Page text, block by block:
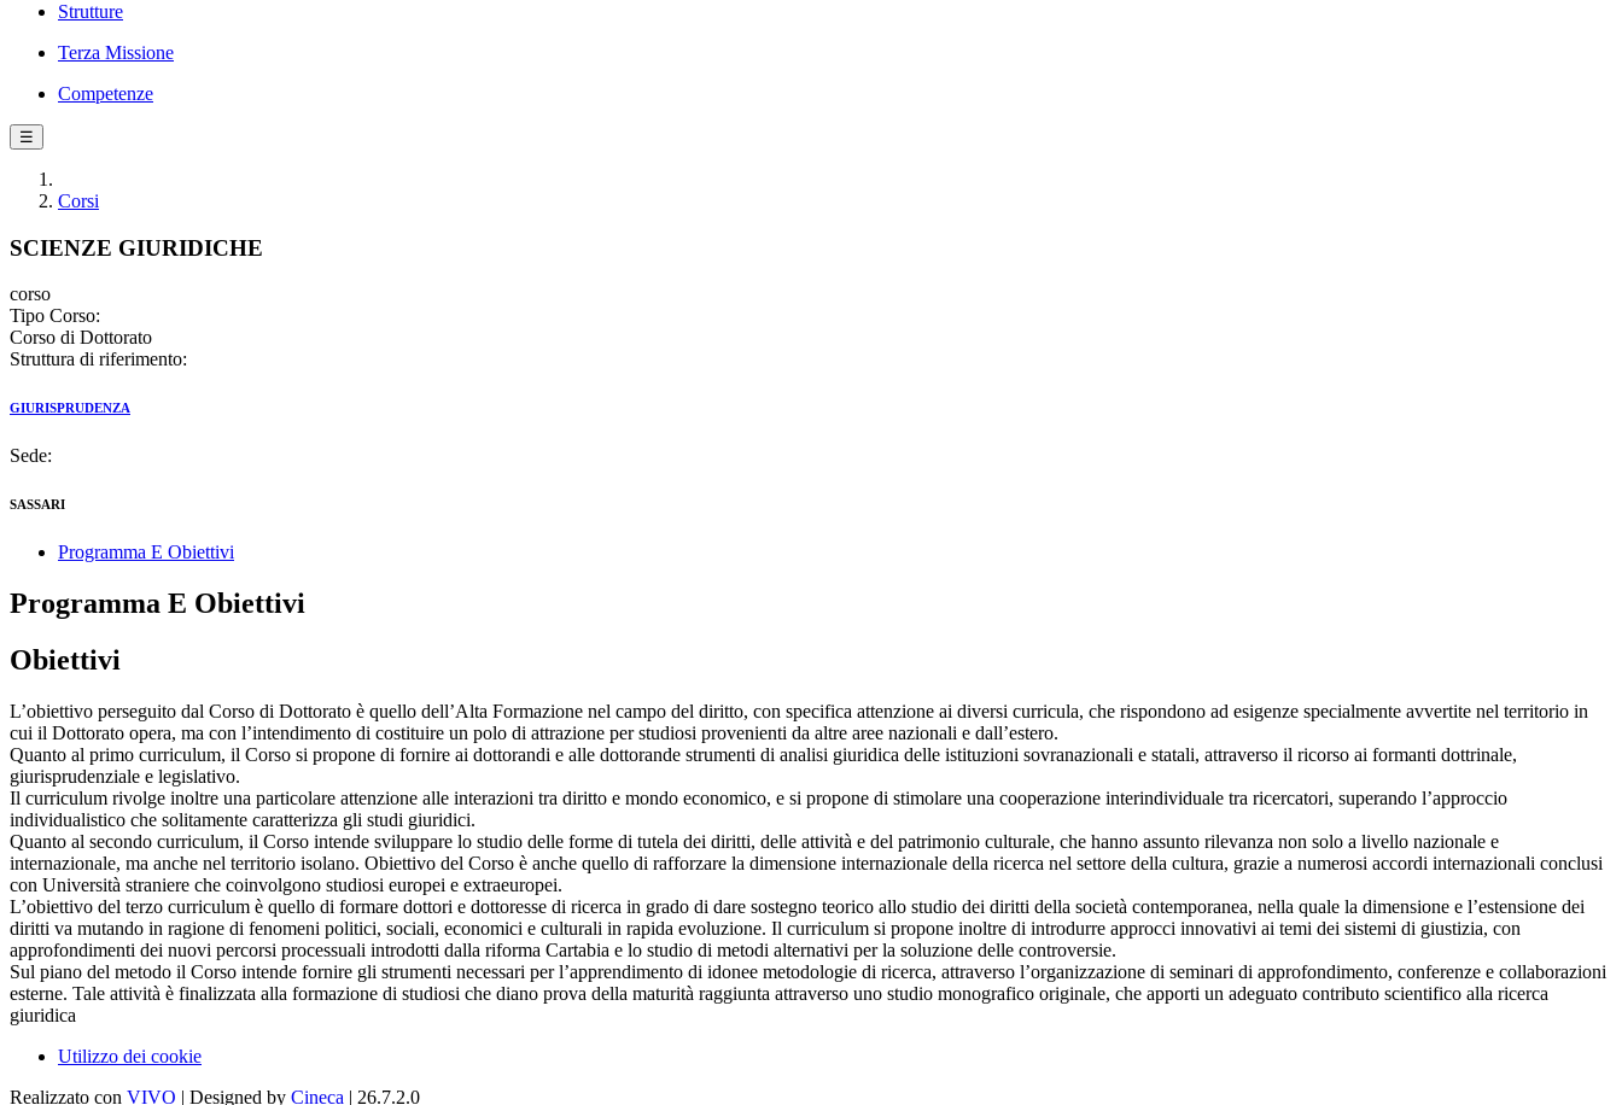
Strutture
Terza Missione
Competenze
☰
Corsi
SCIENZE GIURIDICHE
corso
Tipo Corso:
Corso di Dottorato
Struttura di riferimento:
GIURISPRUDENZA
Sede:
SASSARI
Programma E Obiettivi
Programma E Obiettivi
Obiettivi
L’obiettivo perseguito dal Corso di Dottorato è quello dell’Alta Formazione nel campo del diritto, con specifica attenzione ai diversi curricula, che rispondono ad esigenze specialmente avvertite nel territorio in
cui il Dottorato opera, ma con l’intendimento di costituire un polo di attrazione per studiosi provenienti da altre aree nazionali e dall’estero.
Quanto al primo curriculum, il Corso si propone di fornire ai dottorandi e alle dottorande strumenti di analisi giuridica delle istituzioni sovranazionali e statali, attraverso il ricorso ai formanti dottrinale,
giurisprudenziale e legislativo.
Il curriculum rivolge inoltre una particolare attenzione alle interazioni tra diritto e mondo economico, e si propone di stimolare una cooperazione interindividuale tra ricercatori, superando l’approccio
individualistico che solitamente caratterizza gli studi giuridici.
Quanto al secondo curriculum, il Corso intende sviluppare lo studio delle forme di tutela dei diritti, delle attività e del patrimonio culturale, che hanno assunto rilevanza non solo a livello nazionale e
internazionale, ma anche nel territorio isolano. Obiettivo del Corso è anche quello di rafforzare la dimensione internazionale della ricerca nel settore della cultura, grazie a numerosi accordi internazionali conclusi
con Università straniere che coinvolgono studiosi europei e extraeuropei.
L’obiettivo del terzo curriculum è quello di formare dottori e dottoresse di ricerca in grado di dare sostegno teorico allo studio dei diritti della società contemporanea, nella quale la dimensione e l’estensione dei
diritti va mutando in ragione di fenomeni politici, sociali, economici e culturali in rapida evoluzione. Il curriculum si propone inoltre di introdurre approcci innovativi ai temi dei sistemi di giustizia, con
approfondimenti dei nuovi percorsi processuali introdotti dalla riforma Cartabia e lo studio di metodi alternativi per la soluzione delle controversie.
Sul piano del metodo il Corso intende fornire gli strumenti necessari per l’apprendimento di idonee metodologie di ricerca, attraverso l’organizzazione di seminari di approfondimento, conferenze e collaborazioni
esterne. Tale attività è finalizzata alla formazione di studiosi che diano prova della maturità raggiunta attraverso uno studio monografico originale, che apporti un adeguato contributo scientifico alla ricerca
giuridica
Utilizzo dei cookie
Realizzato con VIVO | Designed by Cineca | 26.7.2.0